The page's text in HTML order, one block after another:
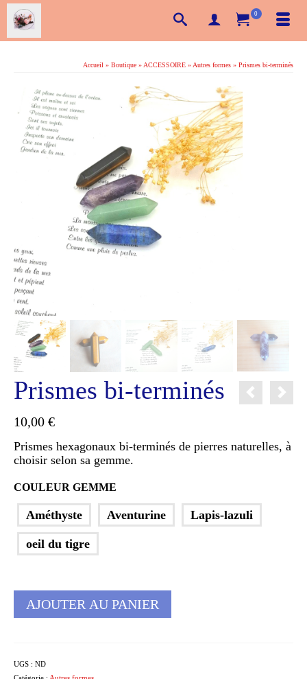
0
Accueil » Boutique » ACCESSOIRE » Autres formes » Prismes bi-terminés
Prismes bi-terminés
10,00 €
Prismes hexagonaux bi-terminés de pierres naturelles, à
choisir selon sa gemme.
COULEUR GEMME
Améthyste Aventurine Lapis-lazuli
oeil du tigre
AJOUTER AU PANIER
UGS : ND
Catégorie : Autres formes